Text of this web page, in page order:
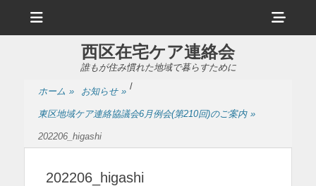
ュ
ヘ
ッ
ド
西区在宅ケア連絡会
誰もが住み慣れた地域で暮らすために
ホーム » お知らせ » /
東区地域ケア連絡協議会6月例会(第210回)のご案内 »
202206_higashi
202206_higashi